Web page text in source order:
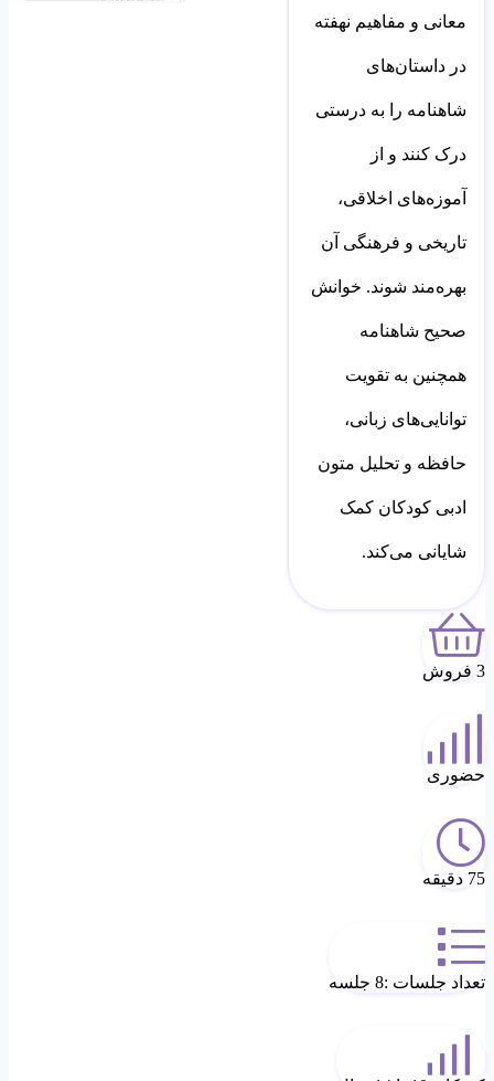
معانی و مفاهیم نهفته
در داستان‌های
شاهنامه را به درستی
درک کنند و از
آموزه‌های اخلاقی،
تاریخی و فرهنگی آن
بهره‌مند شوند. خوانش
صحیح شاهنامه
همچنین به تقویت
توانایی‌های زبانی،
حافظه و تحلیل متون
ادبی کودکان کمک
شایانی می‌کند.
3 فروش
حضوری
75 دقیقه
تعداد جلسات :8 جلسه